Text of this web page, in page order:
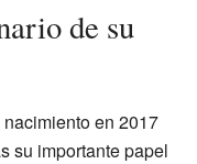
de su
en 2017
su importante papel